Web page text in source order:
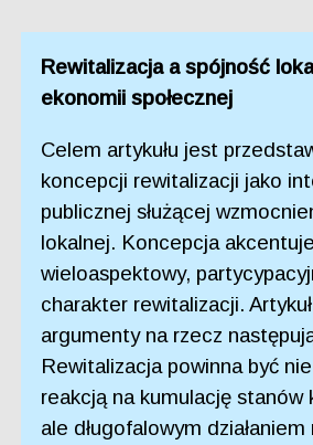
Rewitalizacja a spójność
ekonomii społecznej
Celem artykułu jest
koncepcji rewitalizacji jako
publicznej służącej
lokalnej. Koncepcja akcentuje
wieloaspektowy,
charakter rewitalizacji.
argumenty na rzecz
Rewitalizacja powinna być
reakcją na kumulację stanów
ale długofalowym działaniem